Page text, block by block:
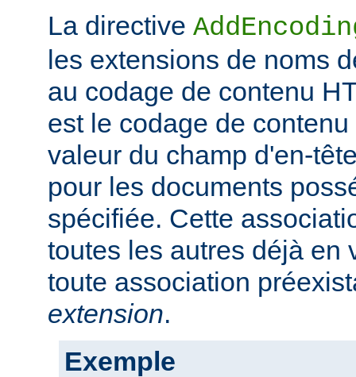
La directive
les extensions de noms
au codage de contenu
est le codage de
valeur du champ d'en-
pour les documents
spécifiée. Cette
toutes les autres déjà en
toute association
extension.
Exemple